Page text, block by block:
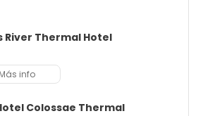
River Thermal Hotel
Más info
Colossae Thermal